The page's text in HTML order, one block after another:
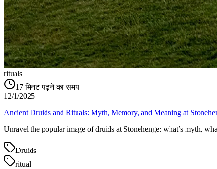
rituals
17 मिनट पढ़ने का समय
12/1/2025
Ancient Druids and Rituals: Myth, Memory, and Meaning at
Unravel the popular image of druids at Stonehenge: what’s myth,
Druids
ritual